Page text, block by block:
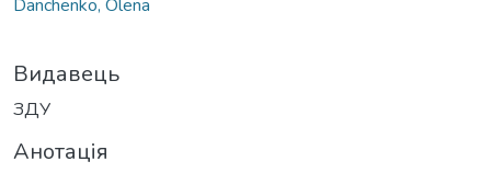
Danchenko, Olena
Видавець
ЗДУ
Анотація